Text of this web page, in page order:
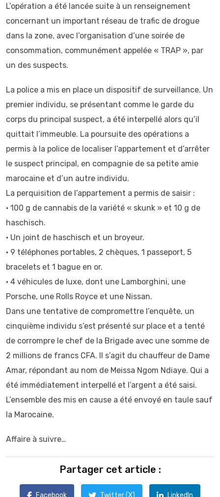
L’opération a été lancée suite à un renseignement
concernant un important réseau de trafic de drogue
dans la zone, avec l’organisation d’une soirée de
consommation, communément appelée « TRAP », par
un des suspects.
La police a mis en place un dispositif de surveillance. Un
premier individu, se présentant comme le garde du
corps du principal suspect, a été interpellé alors qu’il
quittait l’immeuble. La poursuite des opérations a
permis à la police de localiser l’appartement et d’arrêter
le suspect principal, en compagnie de sa petite amie
marocaine et d’un autre individu.
La perquisition de l’appartement a permis de saisir :
•⁠ ⁠100 g de cannabis de la variété « skunk » et 10 g de
haschisch.
•⁠ ⁠Un joint de haschisch et un broyeur.
•⁠ ⁠9 téléphones portables, 2 chèques, 1 passeport, 5
bracelets et 1 bague en or.
•⁠ ⁠4 véhicules de luxe, dont une Lamborghini, une
Porsche, une Rolls Royce et une Nissan.
Dans une tentative de compromettre l’enquête, un
cinquième individu s’est présenté sur place et a tenté
de corrompre le chef de la Brigade avec une somme de
2 millions de francs CFA. Il s’agit du chauffeur de Dame
Amar, répondant au nom de Meissa Ngom Ndiaye. Qui a
été immédiatement interpellé et l’argent a été saisi.
L’ensemble des mis en cause a été envoyé en taule sauf
la Marocaine.
Affaire à suivre…
Partager cet article :
Facebook Twitter (X) LinkedIn